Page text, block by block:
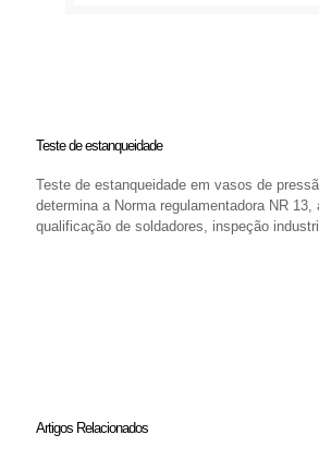
Teste de estanqueidade
Teste de estanqueidade em vasos de
determina a Norma regulamentadora NR 13,
qualificação de soldadores, inspeção
Artigos Relacionados